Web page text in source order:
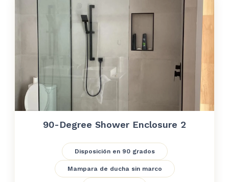
90-Degree Shower Enclosure 2
Disposición en 90 grados
Mampara de ducha sin marco